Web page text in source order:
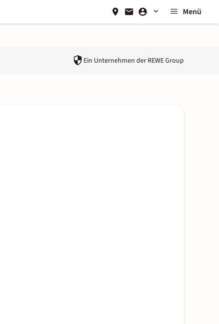
Menü
Ein Unternehmen der REWE Group